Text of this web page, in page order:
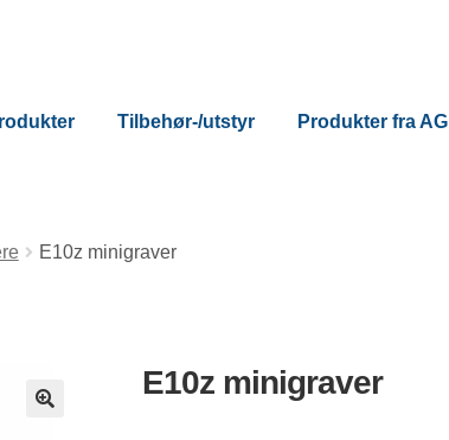
Tilbehør-/utstyr Produkter fra AG
E10z minigraver
E10z minigraver